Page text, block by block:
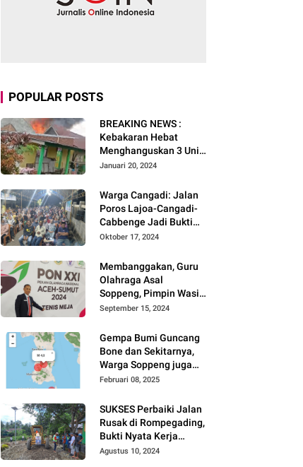
POPULAR POSTS
BREAKING NEWS :
Kebakaran Hebat
Menghanguskan 3 Unit
Rumah Di Jalan
Watansoppeng
Januari 20, 2024
Warga Cangadi: Jalan
Poros Lajoa-Cangadi-
Cabbenge Jadi Bukti
Kinerja SUKSES
Oktober 17, 2024
Membanggakan, Guru
Olahraga Asal
Soppeng, Pimpin Wasit
Tenis Meja PON XXI
September 15, 2024
Gempa Bumi Guncang
Bone dan Sekitarnya,
Warga Soppeng juga
Merasakan
Februari 08, 2025
SUKSES Perbaiki Jalan
Rusak di Rompegading,
Bukti Nyata Kerja
Tanpa Tunggu
Agustus 10, 2024